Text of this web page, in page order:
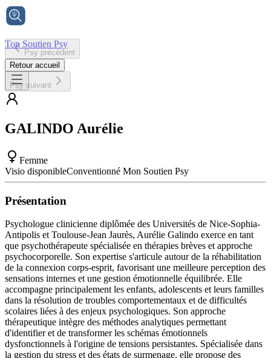
Ton Soutien Psy
Accueil
Psy précédent
Retour accueil
Psy suivant
GALINDO Aurélie
Femme
Visio disponibleConventionné Mon Soutien Psy
Présentation
Psychologue clinicienne diplômée des Universités de Nice-Sophia-
Antipolis et Toulouse-Jean Jaurès, Aurélie Galindo exerce en tant
que psychothérapeute spécialisée en thérapies brèves et approche
psychocorporelle. Son expertise s'articule autour de la réhabilitation
de la connexion corps-esprit, favorisant une meilleure perception des
sensations internes et une gestion émotionnelle équilibrée. Elle
accompagne principalement les enfants, adolescents et leurs familles
dans la résolution de troubles comportementaux et de difficultés
scolaires liées à des enjeux psychologiques. Son approche
thérapeutique intègre des méthodes analytiques permettant
d'identifier et de transformer les schémas émotionnels
dysfonctionnels à l'origine de tensions persistantes. Spécialisée dans
la gestion du stress et des états de surmenage, elle propose des